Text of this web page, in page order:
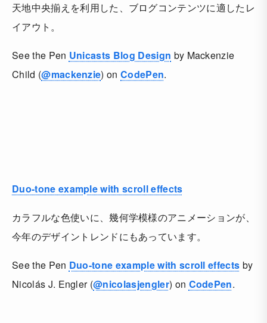
天地中央揃えを利用した、ブログコンテンツに適したレ
イアウト。
See the Pen Unicasts Blog Design by Mackenzie
Child (@mackenzie) onCodePen.
Duo-tone example with scroll effects
カラフルな色使いに、幾何学模様のアニメーションが、
今年のデザイントレンドにもあっています。
See the Pen Duo-tone example with scroll effects by
Nicolás J. Engler (@nicolasjengler) on CodePen.